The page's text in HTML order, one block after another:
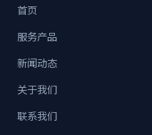
首页
服务产品
新闻动态
关于我们
联系我们